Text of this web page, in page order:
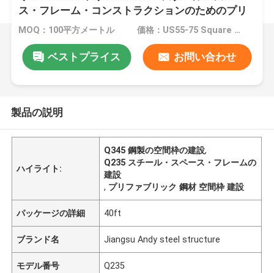
ス・フレーム・コンストラクションのためのプリ
ファブリック・デザイン
MOQ：100平方メートル 価格：US55-75 Square Meters
ベストプライス お問い合わせ
製品の説明
ハイライト:
Q345 鋼製の空間枠の建設,
Q235 スチール・スペース・フレームの
建設
, プリファブリック 鋼材 空間枠 建設
パッケージの詳細 40ft
ブランド名 Jiangsu Andy steel structure
モデル番号 Q235